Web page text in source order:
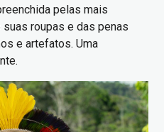
pelas mais
roupas e das penas
e artefatos. Uma